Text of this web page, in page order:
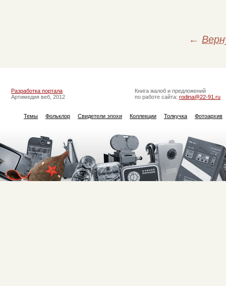
←
Разработка портала
Артимедия веб, 2012
Книга жалоб и предложений
по работе сайта: rodina@22-91.ru
Темы Фольклор Свидетели эпохи Коллекции Толкучка Фотоархив